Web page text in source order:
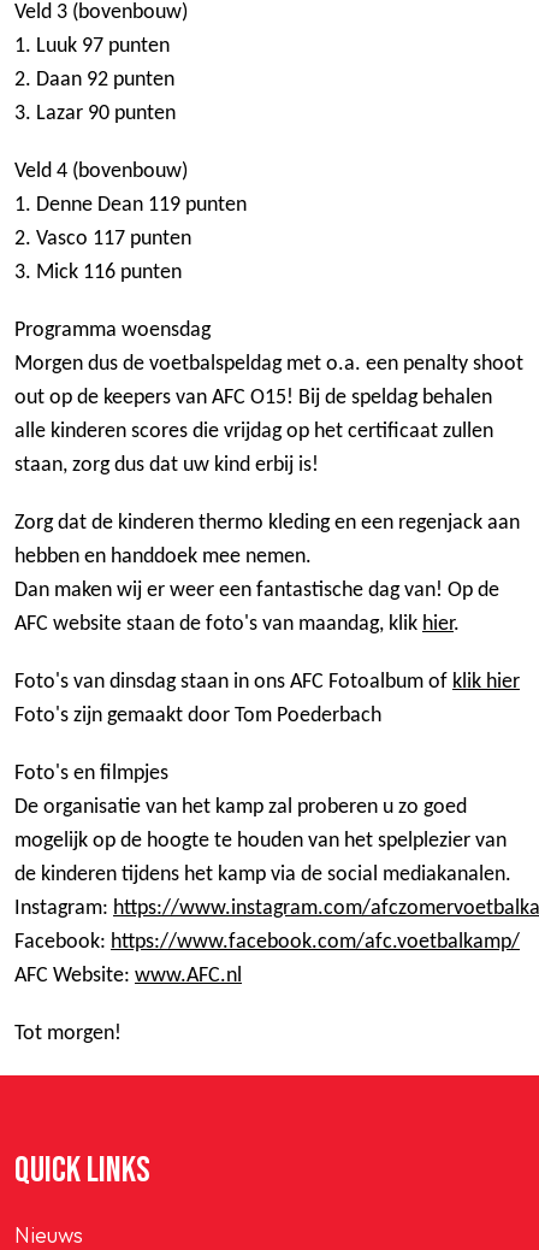
Veld 3 (bovenbouw)
1. Luuk 97 punten
2. Daan 92 punten
3. Lazar 90 punten
Veld 4 (bovenbouw)
1. Denne Dean 119 punten
2. Vasco 117 punten
3. Mick 116 punten
Programma woensdag
Morgen dus de voetbalspeldag met o.a. een penalty shoot
out op de keepers van AFC O15! Bij de speldag behalen
alle kinderen scores die vrijdag op het certificaat zullen
staan, zorg dus dat uw kind erbij is!
Zorg dat de kinderen thermo kleding en een regenjack aan
hebben en handdoek mee nemen.
Dan maken wij er weer een fantastische dag van! Op de
AFC website staan de foto's van maandag, klik hier.
Foto's van dinsdag staan in ons AFC Fotoalbum of klik hier
Foto's zijn gemaakt door Tom Poederbach
Foto's en filmpjes
De organisatie van het kamp zal proberen u zo goed
mogelijk op de hoogte te houden van het spelplezier van
de kinderen tijdens het kamp via de social mediakanalen.
Instagram: https://www.instagram.com/
Facebook: https://www.facebook.com/afc.voetbalkamp/
AFC Website: www.AFC.nl
Tot morgen!
QUICK LINKS
Nieuws